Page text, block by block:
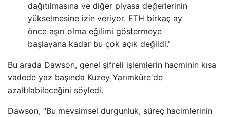
dağıtılmasına ve diğer piyasa değerlerinin
yükselmesine izin veriyor. ETH birkaç ay
önce aşırı olma eğilimi göstermeye
başlayana kadar bu çok açık değildi.”
Bu arada Dawson, genel şifreli işlemlerin hacminin kısa
vadede yaz başında Kuzey Yarımküre'de
azaltılabileceğini söyledi.
Dawson, “Bu mevsimsel durgunluk, süreç hacimlerinin